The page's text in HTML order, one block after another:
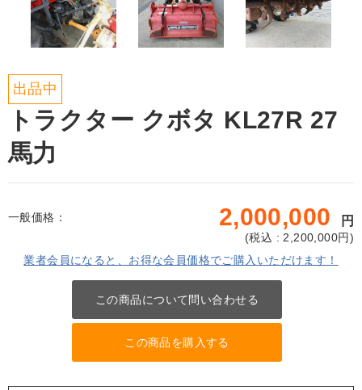
出品中
トラクター クボタ KL27R 27
馬力
一般価格： 2,000,000 円
(税込 : 2,200,000円)
業者会員になると、お得な会員価格でご購入いただけます！
この商品について問い合わせる
この商品を購入する